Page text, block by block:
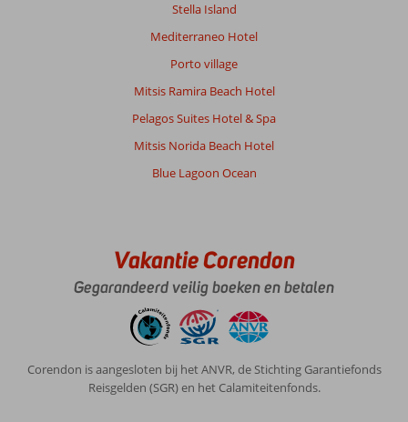
Stella Island
Mediterraneo Hotel
Porto village
Mitsis Ramira Beach Hotel
Pelagos Suites Hotel & Spa
Mitsis Norida Beach Hotel
Blue Lagoon Ocean
Vakantie Corendon
Gegarandeerd veilig boeken en betalen
Corendon is aangesloten bij het ANVR, de Stichting Garantiefonds
Reisgelden (SGR) en het Calamiteitenfonds.